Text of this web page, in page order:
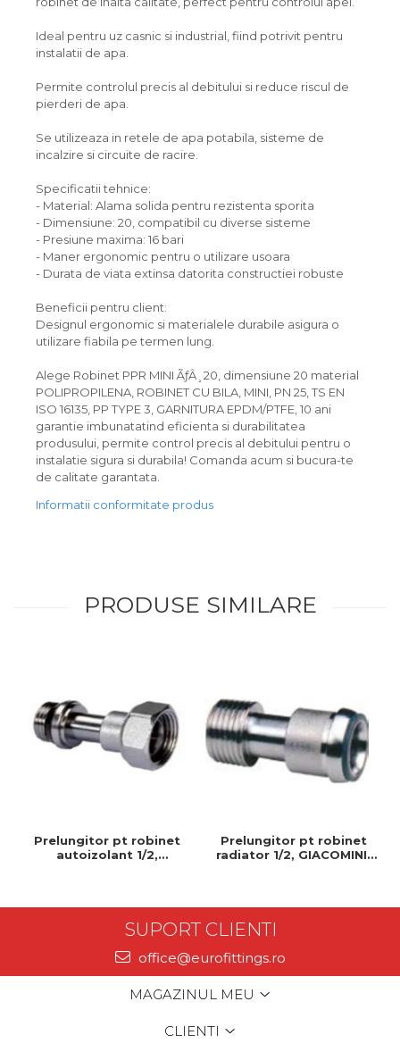
Ideal pentru uz casnic si industrial, fiind potrivit pentru
instalatii de apa.
Permite controlul precis al debitului si reduce riscul de
pierderi de apa.
Se utilizeaza in retele de apa potabila, sisteme de
incalzire si circuite de racire.
Specificatii tehnice:
- Material: Alama solida pentru rezistenta sporita
- Dimensiune: 20, compatibil cu diverse sisteme
- Presiune maxima: 16 bari
- Maner ergonomic pentru o utilizare usoara
- Durata de viata extinsa datorita constructiei robuste
Beneficii pentru client:
Designul ergonomic si materialele durabile asigura o
utilizare fiabila pe termen lung.
Alege Robinet PPR MINI ÃƒÂ¸20, dimensiune 20 material
POLIPROPILENA, ROBINET CU BILA, MINI, PN 25, TS EN
ISO 16135, PP TYPE 3, GARNITURA EPDM/PTFE, 10 ani
garantie imbunatatind eficienta si durabilitatea
produsului, permite control precis al debitului pentru o
instalatie sigura si durabila! Comanda acum si bucura-te
de calitate garantata.
Informatii conformitate produs
PRODUSE SIMILARE
Prelungitor pt robinet
autoizolant 1/2,
Prelungitor pt robinet
radiator 1/2, GIACOMINI,
SUPORT CLIENTI
office@eurofittings.ro
MAGAZINUL MEU
CLIENTI